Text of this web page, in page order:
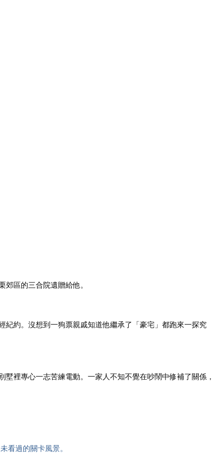
區的三合院遺贈給他。
約。沒想到一狗票親戚知道他繼承了「豪宅」都跑來一探究
裡專心一志苦練電動。一家人不知不覺在吵鬧中修補了關係，
看過的關卡風景。